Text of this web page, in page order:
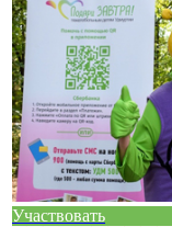
Участвовать